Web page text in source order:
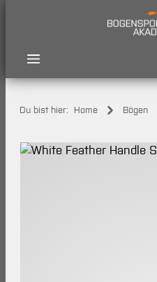
Du bist hier: Home Bögen
Bildergalerie überspringen